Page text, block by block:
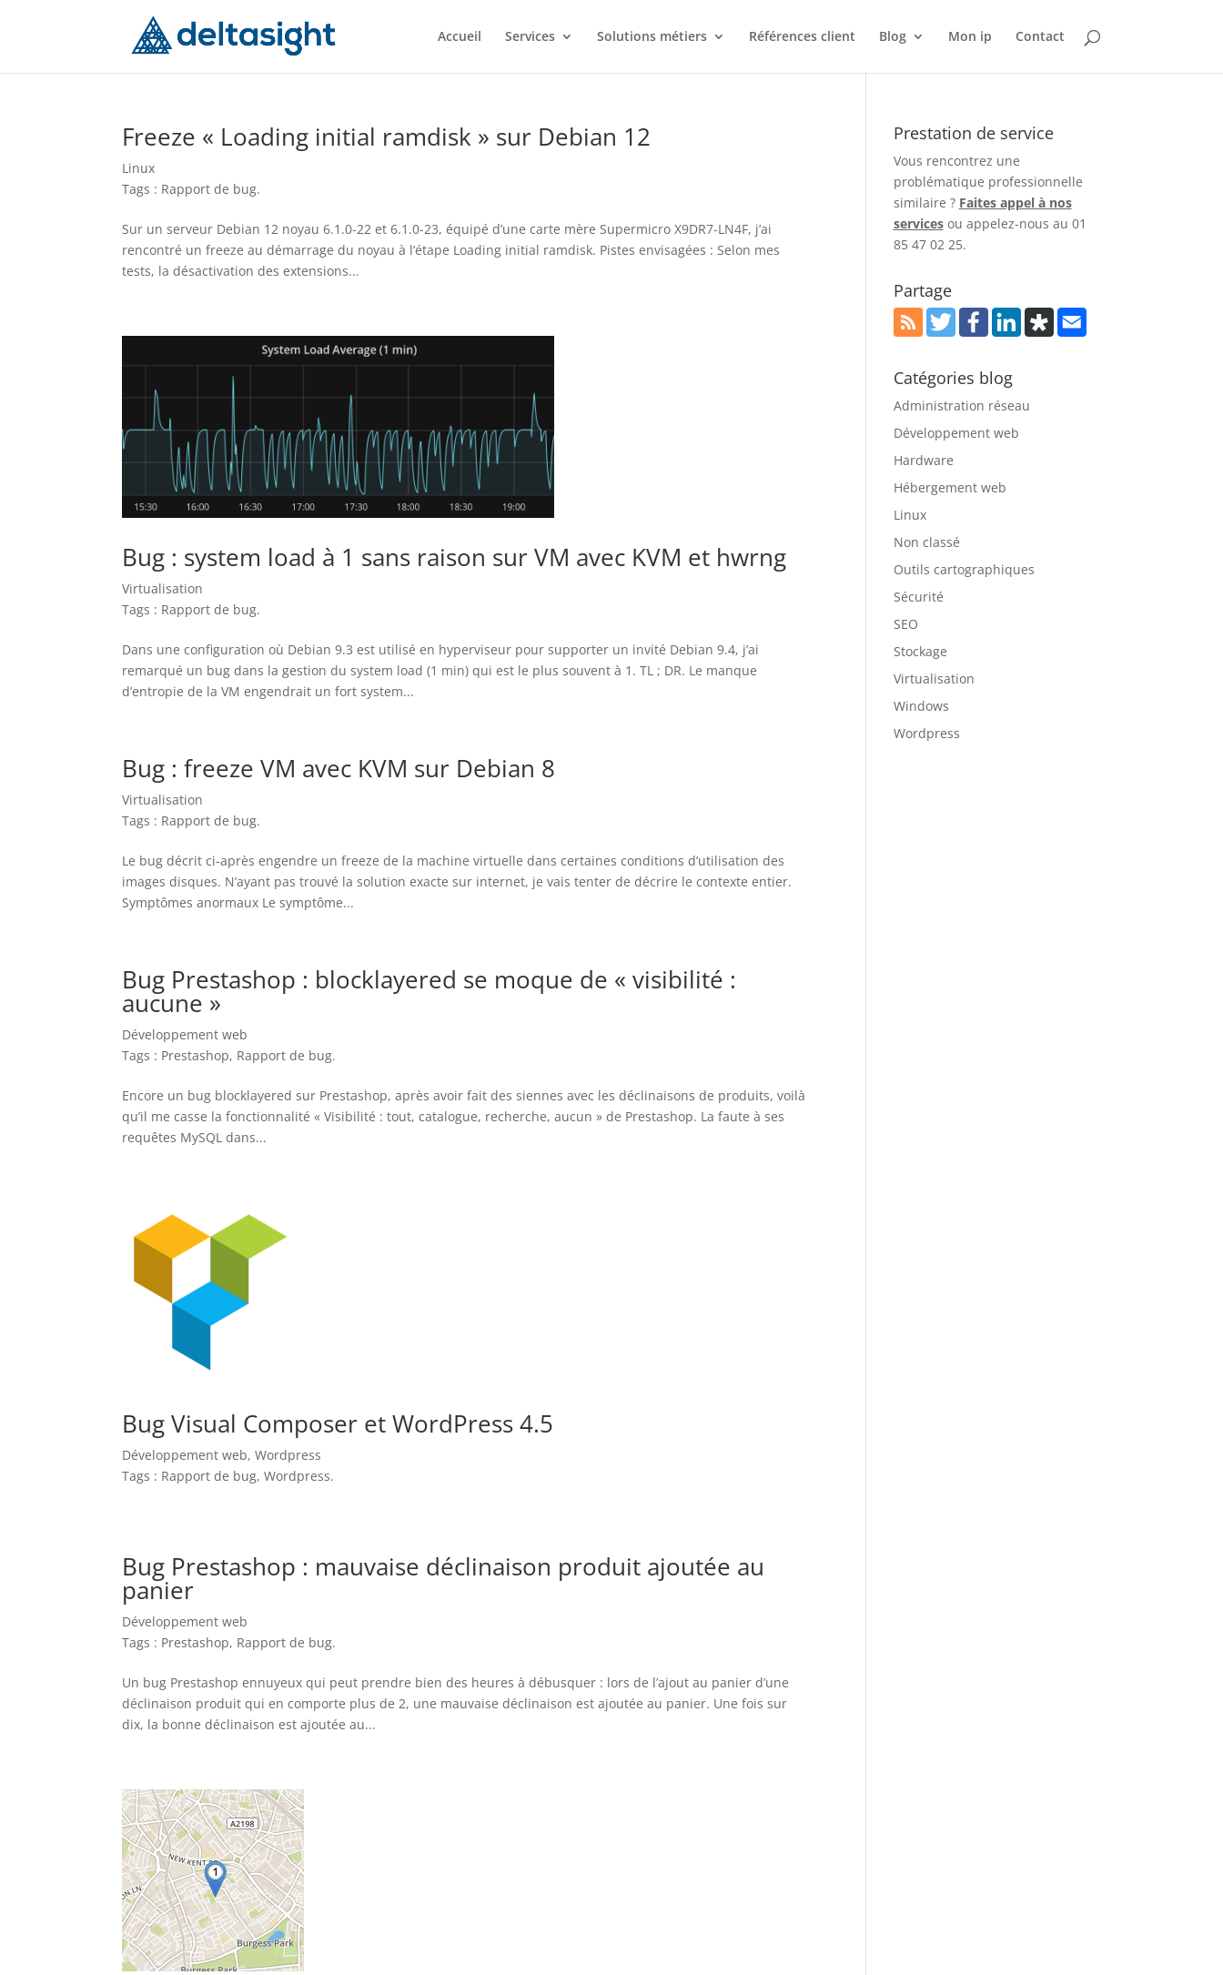
Accueil Services Solutions métiers Références client Blog Mon ip Contact
Freeze « Loading initial ramdisk » sur Debian 12
Linux
Tags : Rapport de bug.
Sur un serveur Debian 12 noyau 6.1.0-22 et 6.1.0-23, équipé d’une carte mère Supermicro X9DR7-LN4F, j’ai
rencontré un freeze au démarrage du noyau à l’étape Loading initial ramdisk. Pistes envisagées : Selon mes
tests, la désactivation des extensions...
Bug : system load à 1 sans raison sur VM avec KVM et hwrng
Virtualisation
Tags : Rapport de bug.
Dans une configuration où Debian 9.3 est utilisé en hyperviseur pour supporter un invité Debian 9.4, j’ai
remarqué un bug dans la gestion du system load (1 min) qui est le plus souvent à 1. TL ; DR. Le manque
d’entropie de la VM engendrait un fort system...
Bug : freeze VM avec KVM sur Debian 8
Virtualisation
Tags : Rapport de bug.
Le bug décrit ci-après engendre un freeze de la machine virtuelle dans certaines conditions d’utilisation des
images disques. N’ayant pas trouvé la solution exacte sur internet, je vais tenter de décrire le contexte entier.
Symptômes anormaux Le symptôme...
Bug Prestashop : blocklayered se moque de « visibilité :
aucune »
Développement web
Tags : Prestashop, Rapport de bug.
Encore un bug blocklayered sur Prestashop, après avoir fait des siennes avec les déclinaisons de produits, voilà
qu’il me casse la fonctionnalité « Visibilité : tout, catalogue, recherche, aucun » de Prestashop. La faute à ses
requêtes MySQL dans...
Bug Visual Composer et WordPress 4.5
Développement web,Wordpress
Tags : Rapport de bug,Wordpress.
Bug Prestashop : mauvaise déclinaison produit ajoutée au
panier
Développement web
Tags : Prestashop, Rapport de bug.
Un bug Prestashop ennuyeux qui peut prendre bien des heures à débusquer : lors de l’ajout au panier d’une
déclinaison produit qui en comporte plus de 2, une mauvaise déclinaison est ajoutée au panier. Une fois sur
dix, la bonne déclinaison est ajoutée au...
Prestation de service
Vous rencontrez une
problématique professionnelle
similaire ? Faites appel à nos
servicesou appelez-nous au 01
85 47 02 25.
Partage
Catégories blog
Administration réseau
Développement web
Hardware
Hébergement web
Linux
Non classé
Outils cartographiques
Sécurité
SEO
Stockage
Virtualisation
Windows
Wordpress